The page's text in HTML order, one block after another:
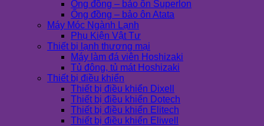
Ống đồng – bảo ôn Superlon
Ống đồng – bảo ôn Atata
Máy Móc Ngành Lạnh
Phụ Kiện Vật Tư
Thiết bị lạnh thương mại
Máy làm đá viên Hoshizaki
Tủ đông, tủ mát Hoshizaki
Thiết bị điều khiển
Thiết bị điều khiển Dixell
Thiết bị điều khiển Dotech
Thiết bị điều khiển Elitech
Thiết bị điều khiển Eliwell